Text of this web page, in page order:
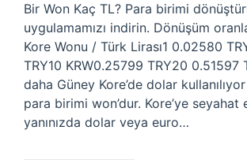
Bir Won Kaç TL? Para birimi
uygulamamızı indirin. Dönüşüm
Kore Wonu / Türk Lirası1 0.02580
TRY10 KRW0.25799 TRY20 0.51597
daha Güney Kore’de dolar
para birimi won’dur. Kore’ye
yanınızda dolar veya euro…